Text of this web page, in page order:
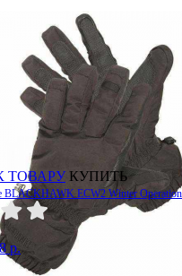
ТОВАРУ КУПИТЬ
BLACKHAWK ECW2 Winter
р.